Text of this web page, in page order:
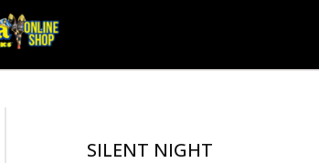
SILENT NIGHT